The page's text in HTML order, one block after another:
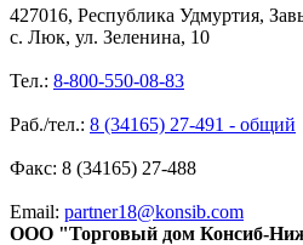
427016, Республика Удмуртия,
с. Люк, ул. Зеленина, 10
Тел.: 8-800-550-08-83
Раб./тел.: 8 (34165) 27-491 - общий
Факс: 8 (34165) 27-488
Email: partner18@konsib.com
ООО "Торговый дом Консиб-